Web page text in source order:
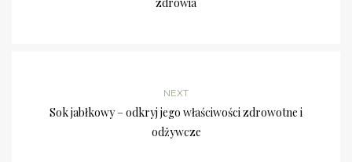
NEXT
Sok jabłkowy – odkryj jego właściwości zdrowotne i
odżywcze